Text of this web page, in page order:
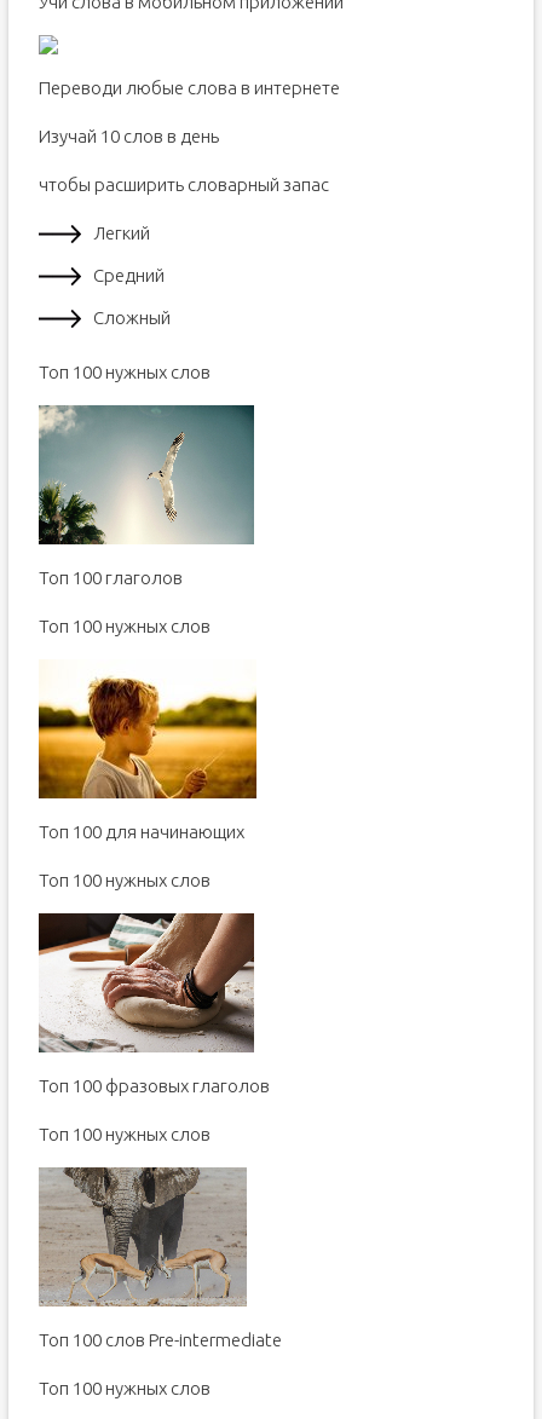
Какие слова учить на английском языке?
Переводи любые слова в интернете
Изучай 10 слов в день
чтобы расширить словарный запас
Легкий
Средний
Сложный
Toп 100 нужных слов
Топ 100 глаголов
Toп 100 нужных слов
Топ 100 для начинающих
Toп 100 нужных слов
Топ 100 фразовых глаголов
Toп 100 нужных слов
Топ 100 слов Pre-intermediate
Toп 100 нужных слов